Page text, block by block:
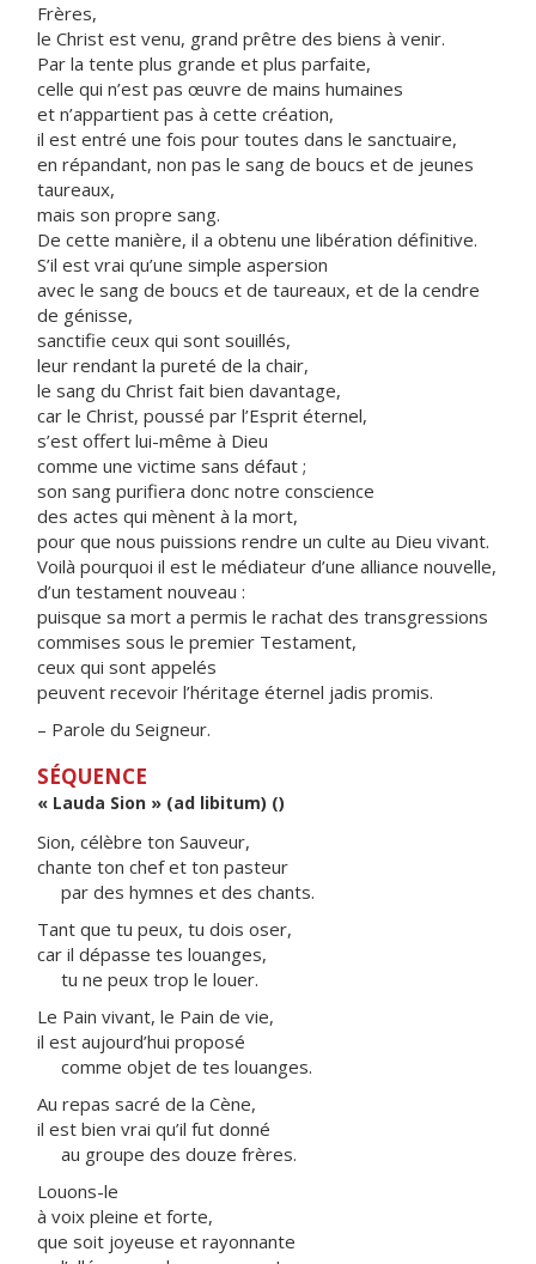
Frères,
le Christ est venu, grand prêtre des biens à venir.
Par la tente plus grande et plus parfaite,
celle qui n’est pas œuvre de mains humaines
et n’appartient pas à cette création,
il est entré une fois pour toutes dans le sanctuaire,
en répandant, non pas le sang de boucs et de jeunes
taureaux,
mais son propre sang.
De cette manière, il a obtenu une libération définitive.
S’il est vrai qu’une simple aspersion
avec le sang de boucs et de taureaux, et de la cendre
de génisse,
sanctifie ceux qui sont souillés,
leur rendant la pureté de la chair,
le sang du Christ fait bien davantage,
car le Christ, poussé par l’Esprit éternel,
s’est offert lui-même à Dieu
comme une victime sans défaut ;
son sang purifiera donc notre conscience
des actes qui mènent à la mort,
pour que nous puissions rendre un culte au Dieu vivant.
Voilà pourquoi il est le médiateur d’une alliance nouvelle,
d’un testament nouveau :
puisque sa mort a permis le rachat des transgressions
commises sous le premier Testament,
ceux qui sont appelés
peuvent recevoir l’héritage éternel jadis promis.
– Parole du Seigneur.
SÉQUENCE
« Lauda Sion » (ad libitum) ()
Sion, célèbre ton Sauveur,
chante ton chef et ton pasteur
par des hymnes et des chants.
Tant que tu peux, tu dois oser,
car il dépasse tes louanges,
tu ne peux trop le louer.
Le Pain vivant, le Pain de vie,
il est aujourd’hui proposé
comme objet de tes louanges.
Au repas sacré de la Cène,
il est bien vrai qu’il fut donné
au groupe des douze frères.
Louons-le
à voix pleine et forte,
que soit joyeuse et rayonnante